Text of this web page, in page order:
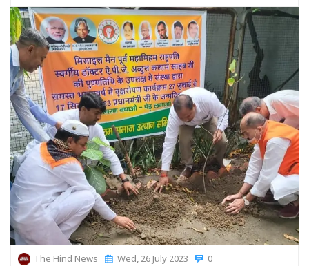
The Hind News Wed, 26 July 2023 0